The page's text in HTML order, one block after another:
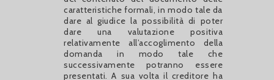
caratteristiche formali, in modo tale da
dare al giudice la possibilità di poter
dare una valutazione positiva
relativamente all’accoglimento della
domanda in modo tale che
successivamente potranno essere
presentati. A sua volta il creditore ha